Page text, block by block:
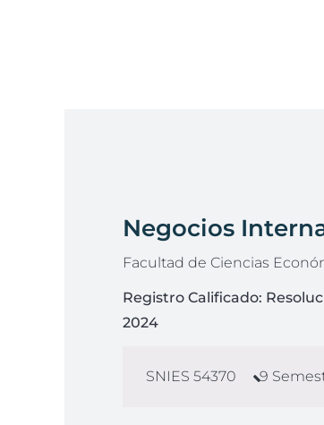
Negocios
Facultad de Ciencias
Registro Calificado:
2024
SNIES54370 9